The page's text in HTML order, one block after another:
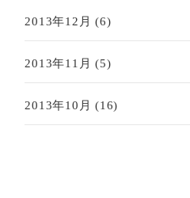
2013年12月 (6)
2013年11月 (5)
2013年10月 (16)